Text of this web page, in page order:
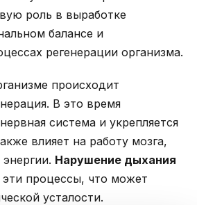
роль в выработке
балансе и
регенерации организма.
происходит
В это время
система и укрепляется
влияет на работу мозга,
Нарушение дыхания
процессы, что может
усталости.